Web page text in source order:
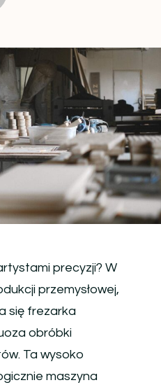
precyzji? W
przemysłowej,
się frezarka
obróbki
Ta wysoko
maszyna